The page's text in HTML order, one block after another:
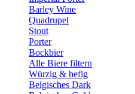
Barley Wine
Quadrupel
Stout
Porter
Bockbier
Alle Biere filtern
Würzig & hefig
Belgisches Dark